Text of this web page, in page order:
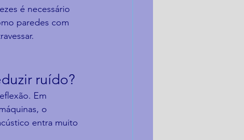
é necessário
paredes com
ruído?
Em
o
entra muito